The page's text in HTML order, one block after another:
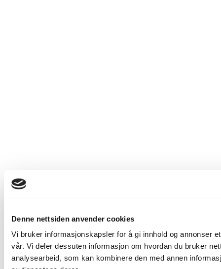
Denne nettsiden anvender cookies
Vi bruker informasjonskapsler for å gi innhold og annonser
vår. Vi deler dessuten informasjon om hvordan du bruker
analysearbeid, som kan kombinere den med annen